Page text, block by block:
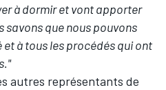
à dormir et vont apporter
savons que nous pouvons
à tous les procédés qui ont
autres représentants de